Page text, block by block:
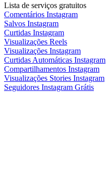
Lista de serviços gratuitos
Comentários Instagram
Salvos Instagram
Curtidas Instagram
Visualizações Reels
Visualizações Instagram
Curtidas Automáticas Instagram
Compartilhamentos Instagram
Visualizações Stories Instagram
Seguidores Instagram Grátis